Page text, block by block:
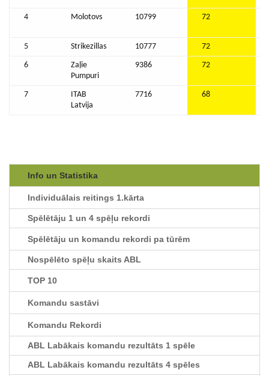
4 Molotovs 10799 72
5 Strikezillas 10777 72
6
Zaļie
Pumpuri
9386 72
7
ITAB
Latvija
7716 68
Info un Statistika
Individuālais reitings 1.kārta
Spēlētāju 1 un 4 spēļu rekordi
Spēlētāju un komandu rekordi pa tūrēm
Nospēlēto spēļu skaits ABL
TOP 10
Komandu sastāvi
Komandu Rekordi
ABL Labākais komandu rezultāts 1 spēle
ABL Labākais komandu rezultāts 4 spēles